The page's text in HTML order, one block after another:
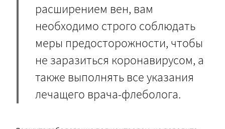
расширением вен, вам
необходимо строго соблюдать
меры предосторожности, чтобы
не заразиться коронавирусом, а
также выполнять все указания
лечащего врача-флеболога.